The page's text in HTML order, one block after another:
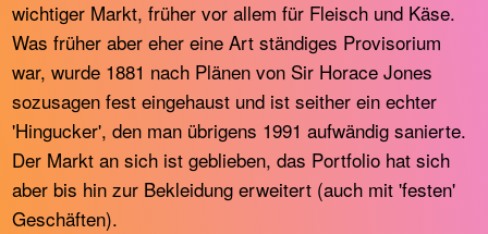
wichtiger Markt, früher vor allem für Fleisch und Käse.
Was früher aber eher eine Art ständiges Provisorium
war, wurde 1881 nach Plänen von Sir Horace Jones
sozusagen fest eingehaust und ist seither ein echter
'Hingucker', den man übrigens 1991 aufwändig sanierte.
Der Markt an sich ist geblieben, das Portfolio hat sich
aber bis hin zur Bekleidung erweitert (auch mit 'festen'
Geschäften).